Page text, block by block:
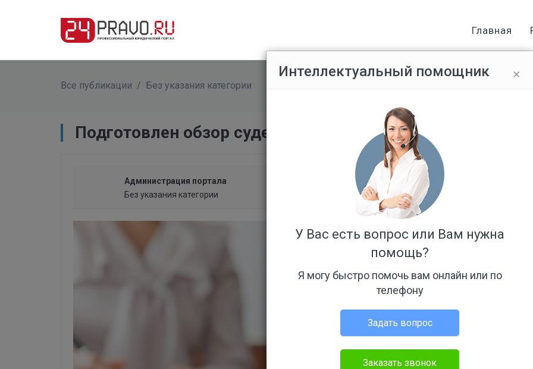
Главная
Все публикации / Без указания категории
​Подготовлен обзор судебных решений по вопросам
Администрация портала
Без указания категории
×
Интеллектуальный помощник
У Вас есть вопрос или Вам нужна
помощь?
Я могу быстро помочь вам онлайн или по
телефону
Задать вопрос
Заказать звонок